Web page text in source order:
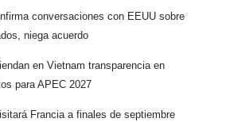
conversaciones con EEUU sobre
niega acuerdo
en Vietnam transparencia en
para APEC 2027
Francia a finales de septiembre